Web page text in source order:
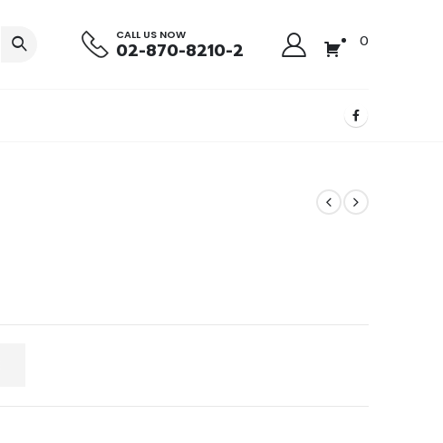
CALL US NOW
02-870-8210-2 0